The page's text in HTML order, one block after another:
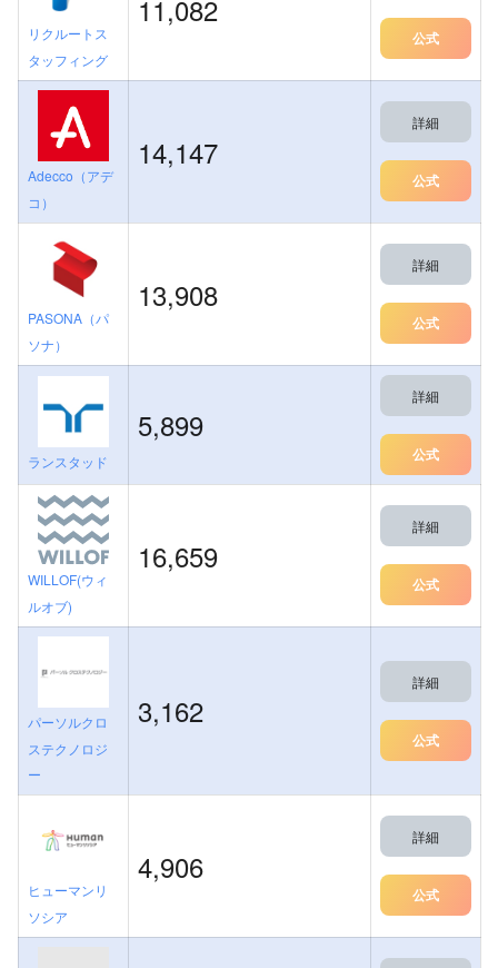
リクルートス
タッフィング
11,082
公式
Adecco（アデ
コ）
14,147
詳細
公式
PASONA（パ
ソナ）
13,908
詳細
公式
ランスタッド
5,899
詳細
公式
WILLOF(ウィ
ルオブ)
16,659
詳細
公式
パーソルクロ
ステクノロジ
ー
3,162
詳細
公式
ヒューマンリ
ソシア
4,906
詳細
公式